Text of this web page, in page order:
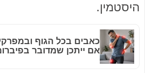
היסטמין.
כאבים בכל הגוף
אם ייתכן שמדובר